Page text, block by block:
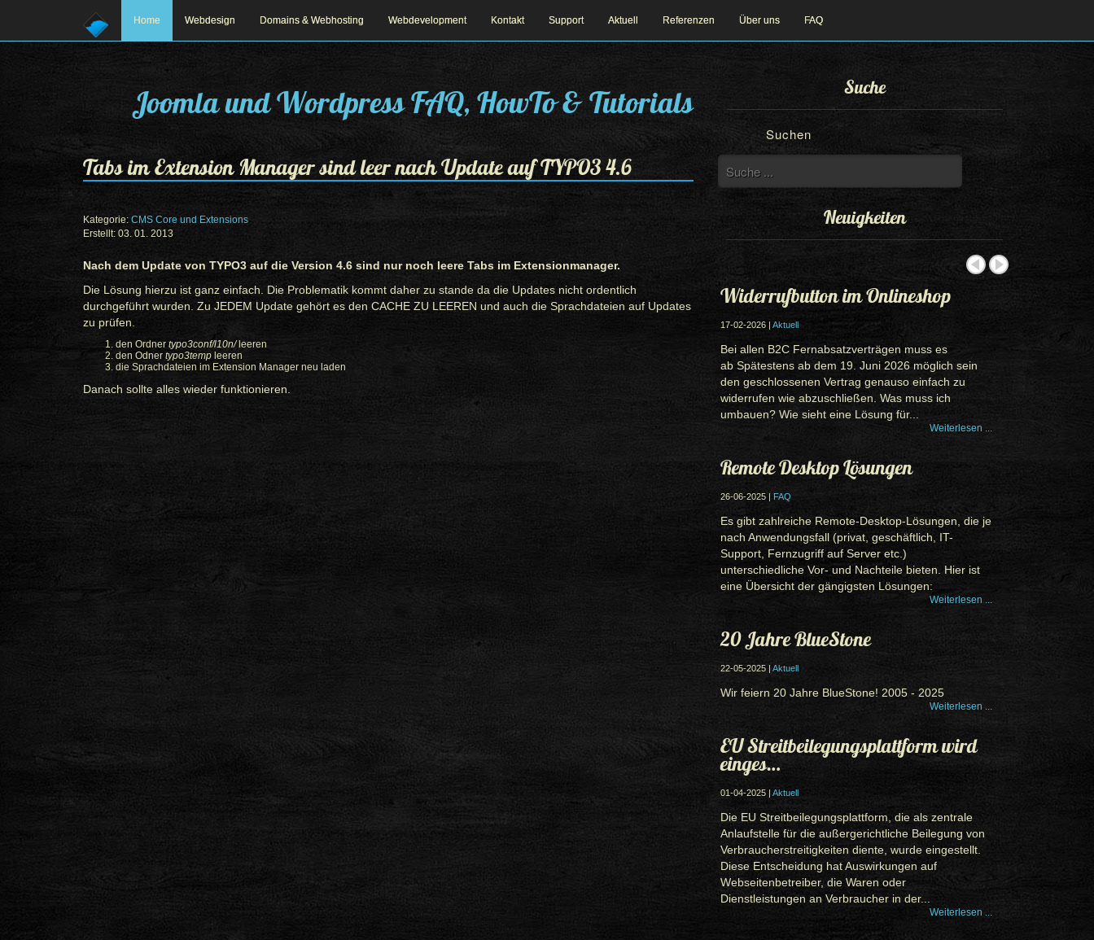
Home Webdesign Domains & Webhosting Webdevelopment Kontakt Support Aktuell Referenzen Über uns FAQ
Joomla und Wordpress FAQ, HowTo & Tutorials
Tabs im Extension Manager sind leer nach Update auf TYPO3 4.6
Kategorie: CMS Core und Extensions
Erstellt: 03. 01. 2013
Nach dem Update von TYPO3 auf die Version 4.6 sind nur noch leere Tabs im Extensionmanager.
Die Lösung hierzu ist ganz einfach. Die Problematik kommt daher zu stande da die Updates nicht ordentlich
durchgeführt wurden. Zu JEDEM Update gehört es den CACHE ZU LEEREN und auch die Sprachdateien auf Updates
zu prüfen.
den Ordner typo3conf/l10n/leeren
den Odner typo3temp leeren
die Sprachdateien im Extension Manager neu laden
Danach sollte alles wieder funktionieren.
Suche
Suchen
Neuigkeiten
Prev Next
Widerrufbutton im Onlineshop
17-02-2026 | Aktuell
Bei allen B2C Fernabsatzverträgen muss es
ab Spätestens ab dem 19. Juni 2026 möglich sein
den geschlossenen Vertrag genauso einfach zu
widerrufen wie abzuschließen. Was muss ich
umbauen? Wie sieht eine Lösung für...
Weiterlesen ...
Remote Desktop Lösungen
26-06-2025 | FAQ
Es gibt zahlreiche Remote-Desktop-Lösungen, die je
nach Anwendungsfall (privat, geschäftlich, IT-
Support, Fernzugriff auf Server etc.)
unterschiedliche Vor- und Nachteile bieten. Hier ist
eine Übersicht der gängigsten Lösungen:
Weiterlesen ...
20 Jahre BlueStone
22-05-2025 | Aktuell
Wir feiern 20 Jahre BlueStone! 2005 - 2025
Weiterlesen ...
EU Streitbeilegungsplattform wird
einges…
01-04-2025 | Aktuell
Die EU Streitbeilegungsplattform, die als zentrale
Anlaufstelle für die außergerichtliche Beilegung von
Verbraucherstreitigkeiten diente, wurde eingestellt.
Diese Entscheidung hat Auswirkungen auf
Webseitenbetreiber, die Waren oder
Dienstleistungen an Verbraucher in der...
Weiterlesen ...